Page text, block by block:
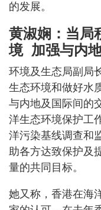
的发展。
黄淑娴：当局
境 加强与内
环境及生态局副局
生态环境和做好水
与内地及国际间的
洋生态环境保护工
洋污染基线调查和
助各方达致保护及
量的共同目标。
她又称，香港在海